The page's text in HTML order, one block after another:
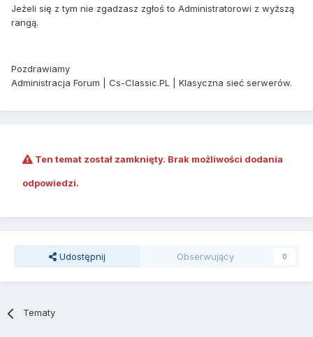
Jeżeli się z tym nie zgadzasz zgłoś to Administratorowi z wyższą
rangą.
Pozdrawiamy
Administracja Forum | Cs-Classic.PL | Klasyczna sieć serwerów.
Ten temat został zamknięty. Brak możliwości dodania
odpowiedzi.
Udostępnij Obserwujący 0
Tematy